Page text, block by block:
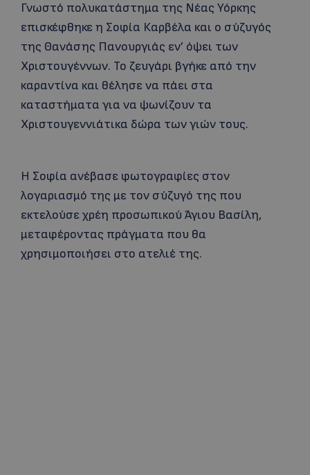
Γνωστό πολυκατάστημα της Νέας Υόρκης
επισκέφθηκε η Σοφία Καρβέλα και ο σύζυγός
της Θανάσης Πανουργιάς εν’ όψει των
Χριστουγέννων. Το ζευγάρι βγήκε από την
καραντίνα και θέλησε να πάει στα
καταστήματα για να ψωνίζουν τα
Χριστουγεννιάτικα δώρα των γιών τους.
Η Σοφία ανέβασε φωτογραφίες στον
λογαριασμό της με τον σύζυγό της που
εκτελούσε χρέη προσωπικού Άγιου Βασίλη,
μεταφέροντας πράγματα που θα
χρησιμοποιήσει στο ατελιέ της.